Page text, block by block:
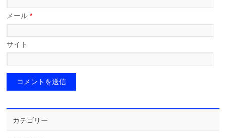
メール*
サイト
カテゴリー